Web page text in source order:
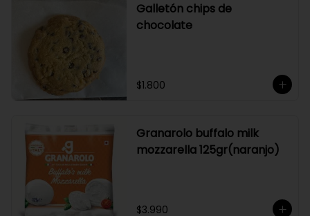
Galletón chips de
chocolate
$1.800
Granarolo buffalo milk
mozzarella 125gr(naranjo)
$3.990